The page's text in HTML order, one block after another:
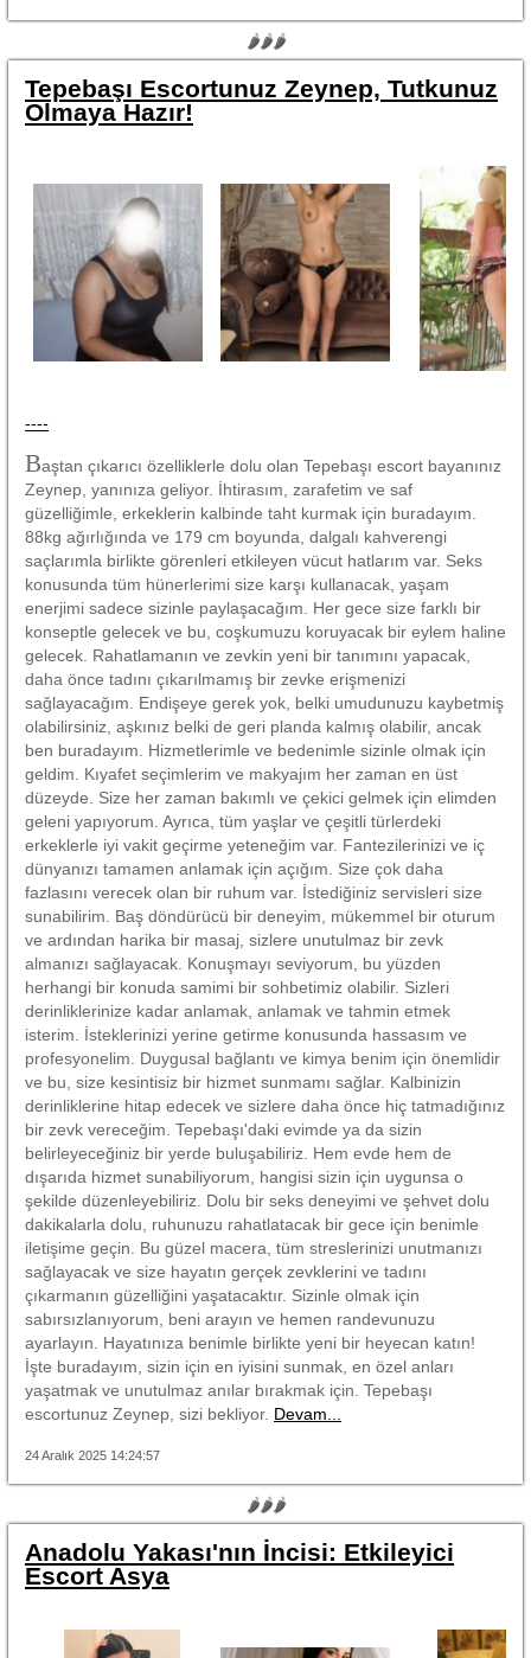
🌶🌶🌶
Tepebaşı Escortunuz Zeynep, Tutkunuz
Olmaya Hazır!
----
Baştan çıkarıcı özelliklerle dolu olan Tepebaşı escort bayanınız
Zeynep, yanınıza geliyor. İhtirasım, zarafetim ve saf
güzelliğimle, erkeklerin kalbinde taht kurmak için buradayım.
88kg ağırlığında ve 179 cm boyunda, dalgalı kahverengi
saçlarımla birlikte görenleri etkileyen vücut hatlarım var. Seks
konusunda tüm hünerlerimi size karşı kullanacak, yaşam
enerjimi sadece sizinle paylaşacağım. Her gece size farklı bir
konseptle gelecek ve bu, coşkumuzu koruyacak bir eylem haline
gelecek. Rahatlamanın ve zevkin yeni bir tanımını yapacak,
daha önce tadını çıkarılmamış bir zevke erişmenizi
sağlayacağım. Endişeye gerek yok, belki umudunuzu kaybetmiş
olabilirsiniz, aşkınız belki de geri planda kalmış olabilir, ancak
ben buradayım. Hizmetlerimle ve bedenimle sizinle olmak için
geldim. Kıyafet seçimlerim ve makyajım her zaman en üst
düzeyde. Size her zaman bakımlı ve çekici gelmek için elimden
geleni yapıyorum. Ayrıca, tüm yaşlar ve çeşitli türlerdeki
erkeklerle iyi vakit geçirme yeteneğim var. Fantezilerinizi ve iç
dünyanızı tamamen anlamak için açığım. Size çok daha
fazlasını verecek olan bir ruhum var. İstediğiniz servisleri size
sunabilirim. Baş döndürücü bir deneyim, mükemmel bir oturum
ve ardından harika bir masaj, sizlere unutulmaz bir zevk
almanızı sağlayacak. Konuşmayı seviyorum, bu yüzden
herhangi bir konuda samimi bir sohbetimiz olabilir. Sizleri
derinliklerinize kadar anlamak, anlamak ve tahmin etmek
isterim. İsteklerinizi yerine getirme konusunda hassasım ve
profesyonelim. Duygusal bağlantı ve kimya benim için önemlidir
ve bu, size kesintisiz bir hizmet sunmamı sağlar. Kalbinizin
derinliklerine hitap edecek ve sizlere daha önce hiç tatmadığınız
bir zevk vereceğim. Tepebaşı'daki evimde ya da sizin
belirleyeceğiniz bir yerde buluşabiliriz. Hem evde hem de
dışarıda hizmet sunabiliyorum, hangisi sizin için uygunsa o
şekilde düzenleyebiliriz. Dolu bir seks deneyimi ve şehvet dolu
dakikalarla dolu, ruhunuzu rahatlatacak bir gece için benimle
iletişime geçin. Bu güzel macera, tüm streslerinizi unutmanızı
sağlayacak ve size hayatın gerçek zevklerini ve tadını
çıkarmanın güzelliğini yaşatacaktır. Sizinle olmak için
sabırsızlanıyorum, beni arayın ve hemen randevunuzu
ayarlayın. Hayatınıza benimle birlikte yeni bir heyecan katın!
İşte buradayım, sizin için en iyisini sunmak, en özel anları
yaşatmak ve unutulmaz anılar bırakmak için. Tepebaşı
escortunuz Zeynep, sizi bekliyor. Devam...
24 Aralık 2025 14:24:57
🌶🌶🌶
Anadolu Yakası'nın İncisi: Etkileyici
Escort Asya